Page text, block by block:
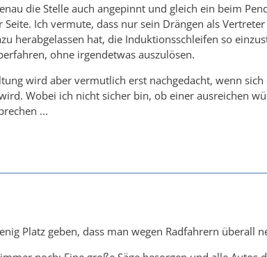
die Stelle auch angepinnt und gleich ein beim
Ich vermute, dass nur sein Drängen als
herabgelassen hat, die Induktionsschleifen so
ohne irgendetwas auszulösen.
wird aber vermutlich erst nachgedacht, wenn
Wobei ich nicht sicher bin, ob einer ausreichen
...
Platz geben, dass man wegen Radfahrern überall